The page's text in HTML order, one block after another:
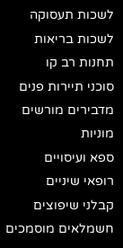
לשכות תעסוקה
לשכות בריאות
תחנות רב קו
סוכני תיירות פנים
מדבירים מורשים
מוניות
ספא ועיסויים
רופאי שיניים
קבלני שיפוצים
חשמלאים מוסמכים